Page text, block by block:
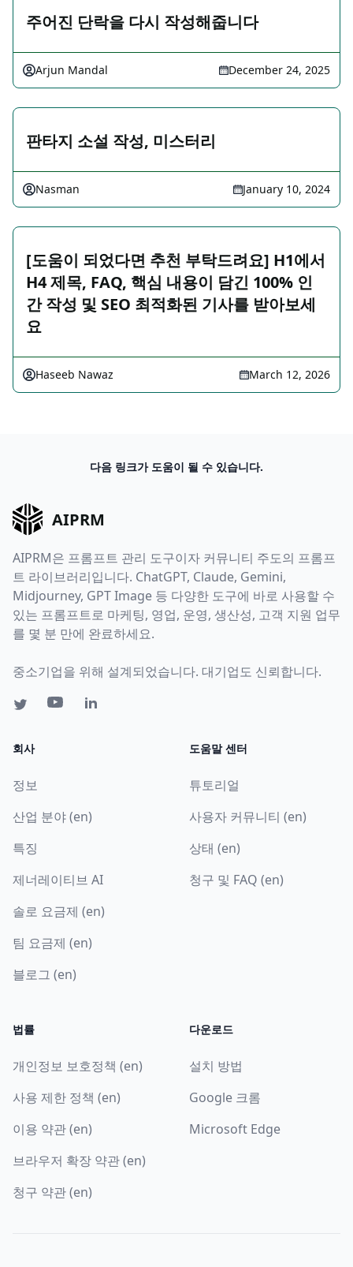
주어진 단락을 다시 작성해줍니다
Arjun Mandal December 24, 2025
판타지 소설 작성, 미스터리
Nasman January 10, 2024
[도움이 되었다면 추천 부탁드려요] H1에서
H4 제목, FAQ, 핵심 내용이 담긴 100% 인
간 작성 및 SEO 최적화된 기사를 받아보세
요
Haseeb Nawaz March 12, 2026
다음 링크가 도움이 될 수 있습니다.
AIPRM
AIPRM은 프롬프트 관리 도구이자 커뮤니티 주도의 프롬프
트 라이브러리입니다. ChatGPT, Claude, Gemini,
Midjourney, GPT Image 등 다양한 도구에 바로 사용할 수
있는 프롬프트로 마케팅, 영업, 운영, 생산성, 고객 지원 업무
를 몇 분 만에 완료하세요.
중소기업을 위해 설계되었습니다. 대기업도 신뢰합니다.
회사
정보
산업 분야 (en)
특징
제너레이티브 AI
솔로 요금제 (en)
팀 요금제 (en)
블로그 (en)
도움말 센터
튜토리얼
사용자 커뮤니티 (en)
상태 (en)
청구 및 FAQ (en)
법률
개인정보 보호정책 (en)
사용 제한 정책 (en)
이용 약관 (en)
브라우저 확장 약관 (en)
청구 약관 (en)
다운로드
설치 방법
Google 크롬
Microsoft Edge